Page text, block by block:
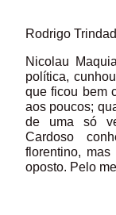
Rodrigo
Nicolau
política,
que ficou bem
aos poucos;
de uma só
Cardoso
florentino,
oposto. Pelo